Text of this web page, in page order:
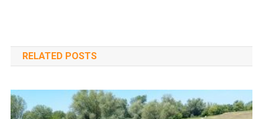
RELATED POSTS